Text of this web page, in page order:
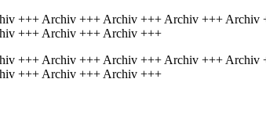
+++ Archiv +++ Archiv +++ Archiv +++
+++ Archiv +++ Archiv +++
+++ Archiv +++ Archiv +++ Archiv +++
+++ Archiv +++ Archiv +++